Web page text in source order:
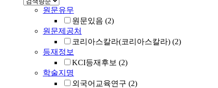
원문유무
원문있음 (2)
원문제공처
코리아스칼라(코리아스칼라) (2)
등재정보
KCI등재후보 (2)
학술지명
외국어교육연구 (2)